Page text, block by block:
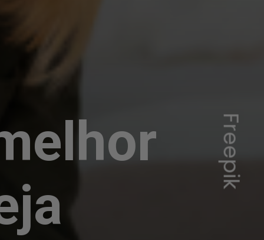
Freepik